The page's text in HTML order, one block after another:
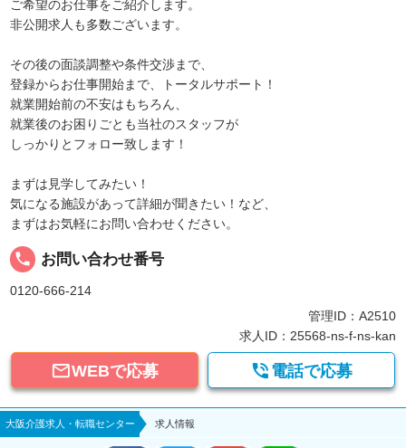
ご希望のお仕事をご紹介します。
非公開求人も多数ございます。
その後の面談調整や条件交渉まで、
登録からお仕事開始まで、トータルサポート！
就業開始前の不安はもちろん、
就業後のお困りごとも当社のスタッフが
しっかりとフォロー致します！
まずは見学してみたい！
気になる施設があって詳細が聞きたい！など、
まずはお気軽にお問い合わせください。
local_phone お問い合わせ番号
0120-666-214
管理ID：A2510
求人ID：25568-ns-f-ns-kan
WEBで応募  電話で応募
大阪介護求人・転職センター 求人情報